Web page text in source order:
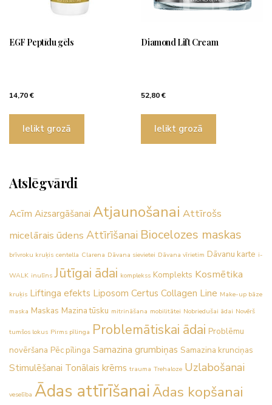
EGF Peptīdu gēls
14,70€
Ielikt grozā
Diamond Lift Cream
52,80€
Ielikt grozā
Atslēgvārdi
Acīm Aizsargāšanai Atjaunošanai Attīrošs
micelārais ūdens Attīrīšanai Biocelozes maskas
brīvroku kruķis centella Clarena Dāvana sievietei Dāvana vīrietim Dāvanu karte i-
WALK inulīns Jūtīgai ādai komplekss Komplekts Kosmētika
kruķis Liftinga efekts Liposom Certus Collagen Line Make-up bāze
maska Maskas Mazina tūsku mitrināšana mobilitātei Nobriedušai ādai Novērš
tumšos lokus Pirms pīlinga Problemātiskai ādai Problēmu
novēršana Pēc pīlinga Samazina grumbiņas Samazina krunciņas
Stimulēšanai Tonālais krēms trauma Trehaloze Uzlabošanai
veselība Ādas attīrīšanaiĀdas kopšanai